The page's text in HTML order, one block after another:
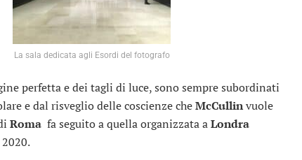
La sala dedicata agli Esordi del fotografo
perfetta e dei tagli di luce, sono sempre subordinati
e dal risveglio delle coscienze cheMcCullinvuole
Roma fa seguito a quella organizzata aLondra